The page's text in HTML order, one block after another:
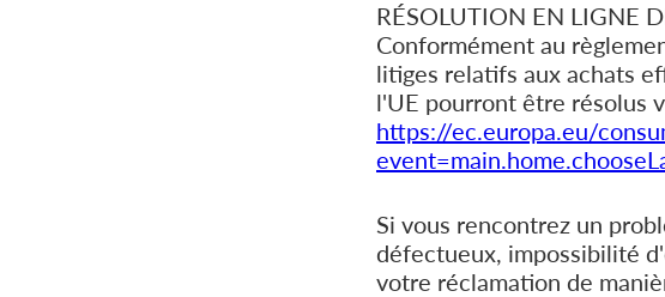
RÉSOLUTION EN LIGNE
Conformément au
litiges relatifs aux achats
l'UE pourront être résolus
https://ec.europa.eu/
Si vous rencontrez un
défectueux, impossibilité
votre réclamation de